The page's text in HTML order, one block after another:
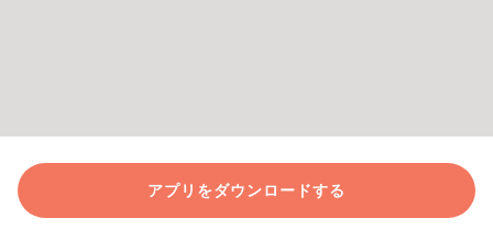
アプリをダウンロードする